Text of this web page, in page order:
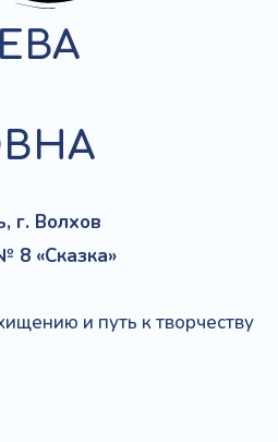
г. Волхов
8 «Сказка»
и путь к творчеству